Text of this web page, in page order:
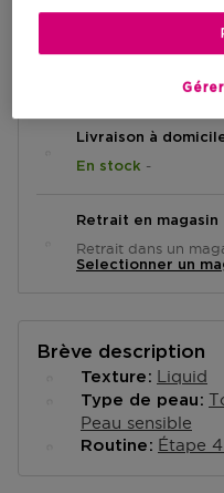
AJOUTER
Livraison à
En stock -
Retrait en magasin
Retrait dans un
Selectionner un
Brève description
Texture Liquid
Type de peau
Peau sensible
Routine Étape